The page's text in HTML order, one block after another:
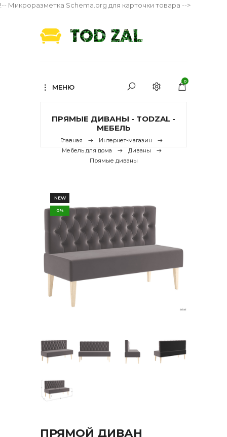
!-- Микроразметка Schema.org для карточки товара -->
МЕНЮ
0
ПРЯМЫЕ ДИВАНЫ - TODZAL -
МЕБЕЛЬ
Главная
Интернет-магазин
Мебель для дома
Диваны
Прямые диваны
NEW
0%
ПРЯМОЙ ДИВАН